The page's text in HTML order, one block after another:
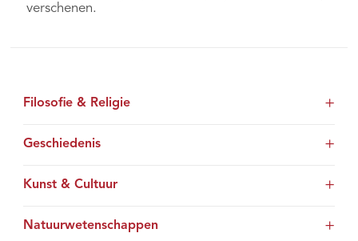
verschenen.
Filosofie & Religie
Geschiedenis
Kunst & Cultuur
Natuurwetenschappen